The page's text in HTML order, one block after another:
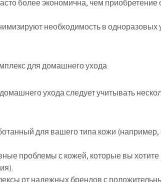
более экономична, чем приобретение
необходимость в одноразовых
для домашнего ухода
ухода следует учитывать
для вашего типа кожи (например,
проблемы с кожей, которые вы
от надежных брендов с